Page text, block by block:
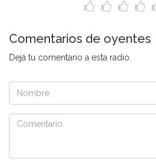
Comentarios de oyentes
Dejá tu comentario a esta radio.